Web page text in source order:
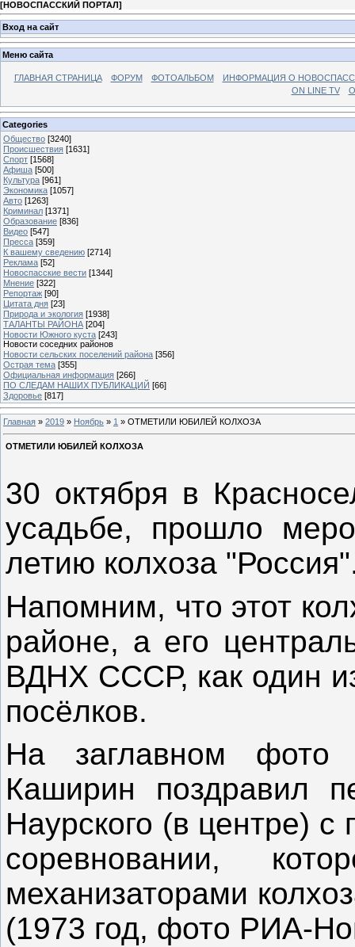
[НОВОСПАССКИЙ ПОРТАЛ]
Вход на сайт
Меню сайта
ГЛАВНАЯ СТРАНИЦА ФОРУМ ФОТОАЛЬБОМ
ИНФОРМАЦИЯ О
ON LINE TV
Categories
Общество [3240]
Происшествия [1631]
Спорт [1568]
Афиша [500]
Культура [961]
Экономика [1057]
Авто [1263]
Криминал [1371]
Образование [836]
Видео [547]
Пресса [359]
К вашему сведению [2714]
Реклама [52]
Новоспасские вести [1344]
Мнение [322]
Репортаж [90]
Цитата дня [23]
Природа и экология [1938]
ТАЛАНТЫ РАЙОНА [204]
Новости Южного куста [243]
Новости соседних районов
Новости сельских поселений района [356]
Острая тема [355]
Официальная информация [266]
ПО СЛЕДАМ НАШИХ ПУБЛИКАЦИЙ [66]
Здоровье [817]
Главная » 2019 » Ноябрь » 1 » ОТМЕТИЛИ ЮБИЛЕЙ КОЛХОЗА
ОТМЕТИЛИ ЮБИЛЕЙ КОЛХОЗА
30 октября в
усадьбе, прошло
летию колхоза
Напомним, что этот
районе, а его
ВДНХ СССР, как один
посёлков.
На заглавном фото
Каширин поздравил
Наурского (в центре) с
соревновании,
механизаторами
(1973 год, фото РИА-